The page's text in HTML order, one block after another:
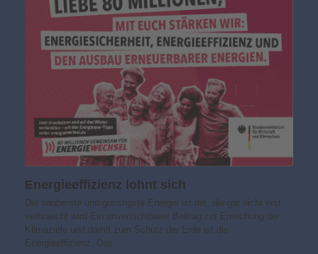
Energieeffizienz lohnt sich
Die sauberste und günstigste Energie ist die, die gar nicht erst
verbraucht wird Ein unverzichtbarer Beitrag zur Erreichung der
Klimaziele und damit zum Schutz der Erde ist die
Energieeffizienz. Das…